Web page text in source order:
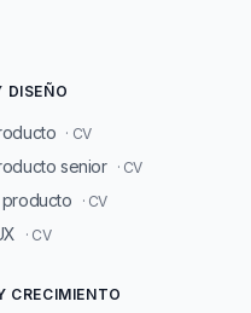
DISEÑO
· CV
senior · CV
· CV
· CV
CRECIMIENTO